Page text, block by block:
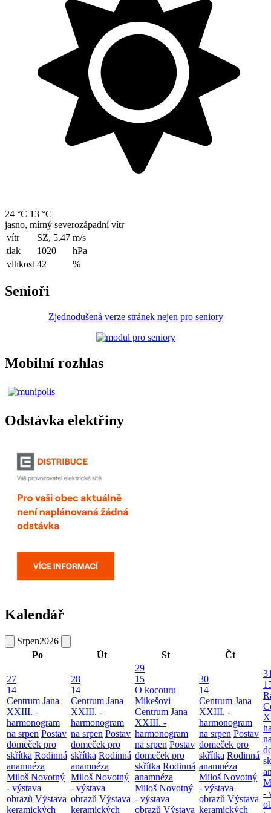
24 °C 13 °C
jasno, mírný severozápadní vítr
vítr
SZ, 5.47 m/s
tlak
1020
hPa
vlhkost 42 %
Senioři
Zjednodušená verze stránek nejen pro seniory
Mobilní rozhlas
Odstávka elektřiny
Kalendář
Srpen2026
Po
Út St Čt
27
14
Centrum Jana
XXIII. -
harmonogram
na srpen Postav
domeček pro
skřítka Rodinná
anamnéza
Miloš Novotný
- výstava
obrazů Výstava
keramických
28
14
Centrum Jana
XXIII. -
harmonogram
na srpen Postav
domeček pro
skřítka Rodinná
anamnéza
Miloš Novotný
- výstava
obrazů Výstava
keramických
29
15
O kocouru
Mikešovi
Centrum Jana
XXIII. -
harmonogram
na srpen Postav
domeček pro
skřítka Rodinná
anamnéza
Miloš Novotný
- výstava
obrazů Výstava
30
14
Centrum Jana
XXIII. -
harmonogram
na srpen Postav
domeček pro
skřítka Rodinná
anamnéza
Miloš Novotný
- výstava
obrazů Výstava
keramických
-